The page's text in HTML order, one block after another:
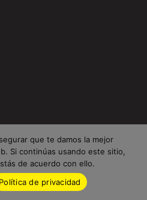
que te damos la mejor
Si continúas usando este sitio,
de acuerdo con ello.
Política de privacidad